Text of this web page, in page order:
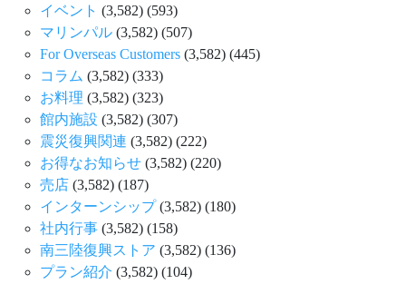
イベント (3,582) (593)
マリンパル (3,582) (507)
For Overseas Customers (3,582) (445)
コラム (3,582) (333)
お料理 (3,582) (323)
館内施設 (3,582) (307)
震災復興関連 (3,582) (222)
お得なお知らせ (3,582) (220)
売店 (3,582) (187)
インターンシップ(3,582) (180)
社内行事 (3,582) (158)
南三陸復興ストア (3,582) (136)
プラン紹介 (3,582) (104)